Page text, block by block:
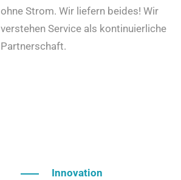
ohne Strom. Wir liefern beides! Wir
verstehen Service als kontinuierliche
Partnerschaft.
Innovation